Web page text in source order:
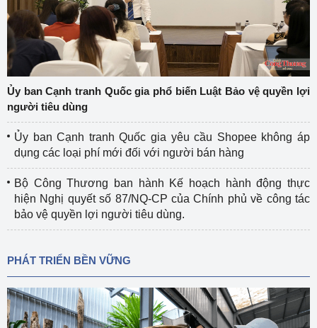
Ủy ban Cạnh tranh Quốc gia phổ biến Luật Bảo vệ quyền lợi
người tiêu dùng
Ủy ban Cạnh tranh Quốc gia yêu cầu Shopee không áp
dụng các loại phí mới đối với người bán hàng
Bộ Công Thương ban hành Kế hoạch hành động thực
hiện Nghị quyết số 87/NQ-CP của Chính phủ về công tác
bảo vệ quyền lợi người tiêu dùng.
PHÁT TRIỂN BỀN VỮNG